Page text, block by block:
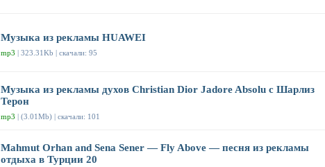
Музыка из рекламы HUAWEI
mp3 | 323.31Kb | скачали: 95
Музыка из рекламы духов Christian Dior Jadore Absolu с Шарлиз
Терон
mp3 | (3.01Mb) | скачали: 101
Mahmut Orhan and Sena Sener — Fly Above — песня из рекламы
отдыха в Турции 20